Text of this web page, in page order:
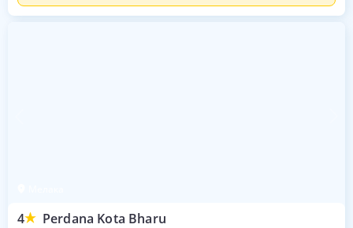
4 Perdana Kota Bharu